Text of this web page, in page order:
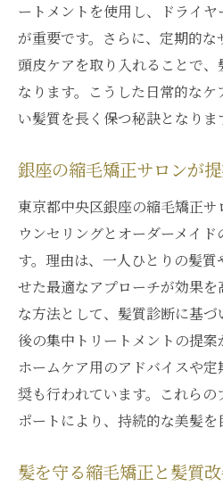
ートメントを使用し、ドライ
が重要です。さらに、定期的
頭皮ケアを取り入れることで、
なります。こうした日常的な
い髪質を長く保つ秘訣となりま
銀座の縮毛矯正サロンが
東京都中央区銀座の縮毛矯正
ウンセリングとオーダーメイ
す。理由は、一人ひとりの髪
せた最適なアプローチが効果
な方法として、髪質診断に基
後の集中トリートメントの提案
ホームケア用のアドバイスや
奨も行われています。これらの
ポートにより、持続的な美髪を
髪を守る縮毛矯正と髪質